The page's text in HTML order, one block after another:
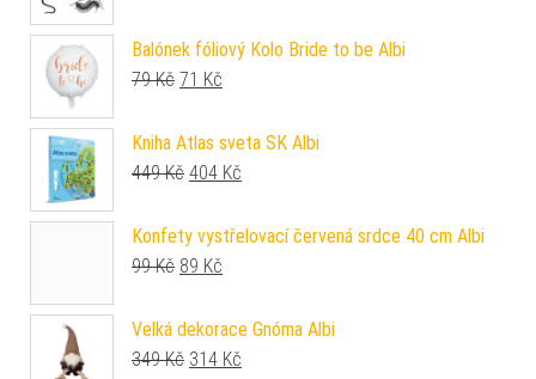
Balónek fóliový Kolo Bride to be Albi
79Kč Původní cena byla: 79 Kč.
71 Kč
Kniha Atlas sveta SK Albi
449Kč Původní cena byla: 449 Kč.
404 Kč
Konfety vystřelovací červená srdce 40 cm Albi
99Kč Původní cena byla: 99 Kč.
89 Kč
Velká dekorace Gnóma Albi
349Kč Původní cena byla: 349 Kč.
314 Kč